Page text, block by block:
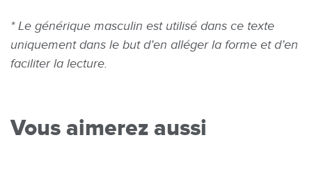
* Le générique masculin est utilisé dans ce texte
uniquement dans le but d’en alléger la forme et d’en
faciliter la lecture.
Vous aimerez aussi